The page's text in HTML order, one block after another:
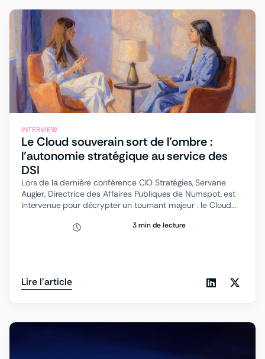
INTERVIEW
Le Cloud souverain sort de l’ombre :
l’autonomie stratégique au service des
DSI
Lors de la dernière conférence CIO Stratégies, Servane
Augier, Directrice des Affaires Publiques de Numspot, est
intervenue pour décrypter un tournant majeur : le Cloud...
3 min de lecture
Lire l'article